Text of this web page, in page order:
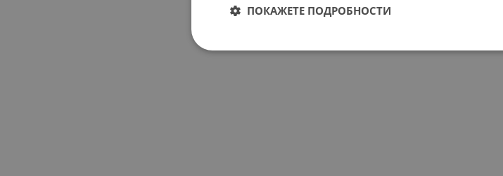
ПОКАЖЕТЕ ПОДРОБНОСТИ